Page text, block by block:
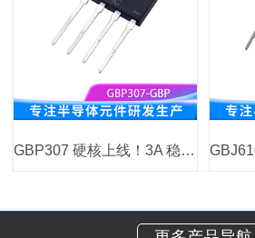
GBP307 硬核上线！3A 稳定整流